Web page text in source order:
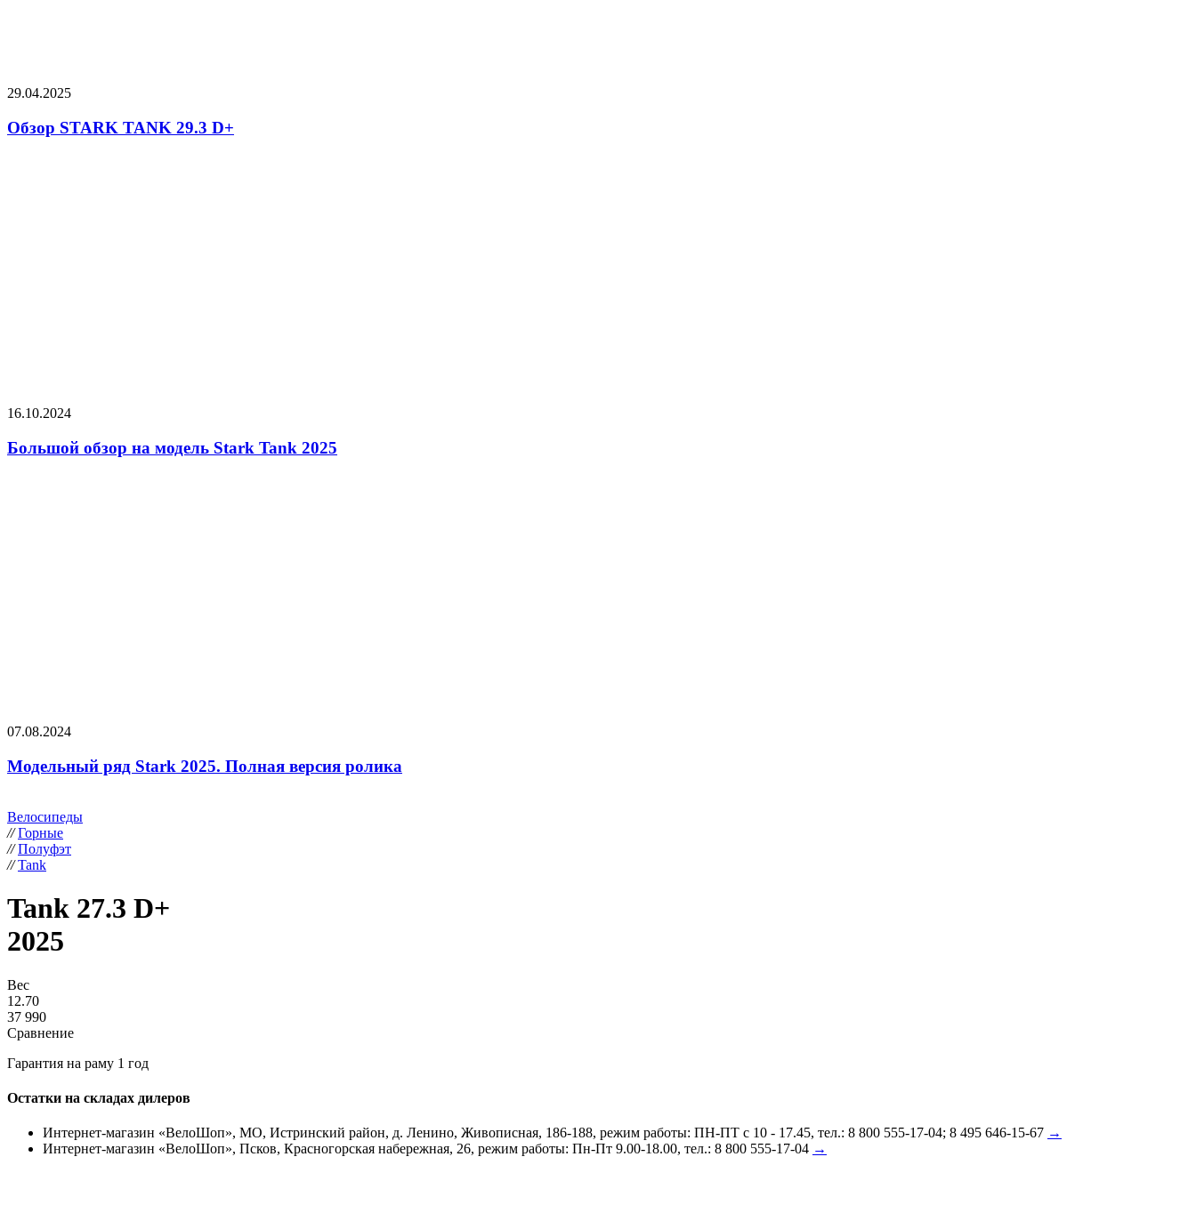
29.04.2025
Обзор STARK TANK 29.3 D+
16.10.2024
Большой обзор на модель Stark Tank 2025
07.08.2024
Модельный ряд Stark 2025. Полная версия ролика
Велосипеды
// Горные
// Полуфэт
// Tank
Tank 27.3 D+
2025
Вес
12.70
37 990
Сравнение
Гарантия на раму 1 год
Остатки на складах дилеров
Интернет-магазин «ВелоШоп», МО, Истринский район, д. Ленино, Живописная, 186-188, режим работы: ПН-ПТ с 10 - 17.45, тел.: 8 800 555-17-04; 8 495 646-15-67 →
Интернет-магазин «ВелоШоп», Псков, Красногорская набережная, 26, режим работы: Пн-Пт 9.00-18.00, тел.: 8 800 555-17-04 →